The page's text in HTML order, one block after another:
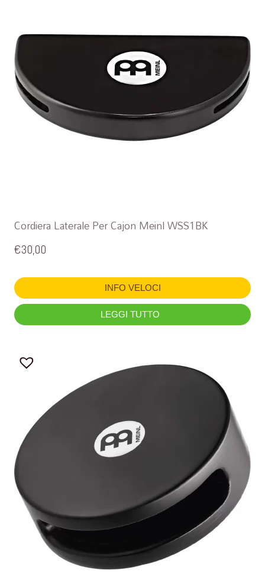
Cordiera Laterale Per Cajon Meinl WSS1BK
€30,00
INFO VELOCI
LEGGI TUTTO